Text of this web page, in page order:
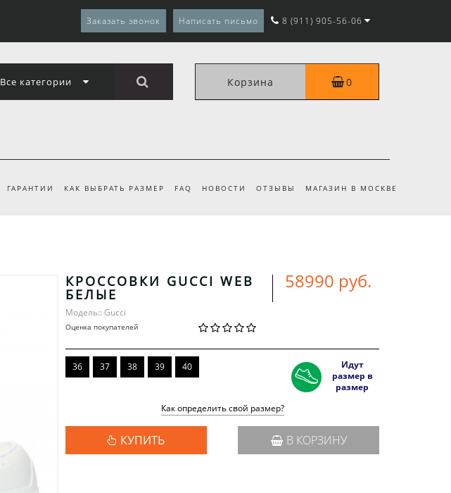
Заказать звонок Написать письмо 8 (911) 905-56-06
Все категории Корзина 0
ГАРАНТИИ КАК ВЫБРАТЬ РАЗМЕР FAQ НОВОСТИ ОТЗЫВЫ МАГАЗИН В МОСКВЕ
КРОССОВКИ GUCCI WEB
БЕЛЫЕ
Модель:: Gucci
Оценка покупателей
58990 руб.
36 37 38 39 40
Идут
размер в
размер
Как определить свой размер?
КУПИТЬ В КОРЗИНУ